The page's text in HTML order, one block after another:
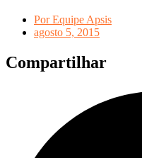
PorEquipe Apsis
agosto 5, 2015
Compartilhar